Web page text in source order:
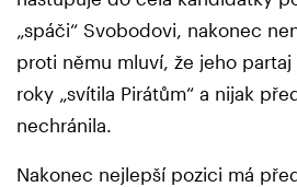
„spáči“ Svobodovi, nakonec
proti němu mluví, že jeho
roky „svítila Pirátům“ a nijak
nechránila.
Nakonec nejlepší pozici má